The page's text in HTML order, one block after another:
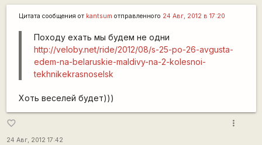
Цитата сообщения от kantsum отправленного 24 Авг, 2012 в 17:20
Походу ехать мы будем не одни
http://veloby.net/ride/2012/08/s-25-po-26-avgusta-
edem-na-belaruskie-maldivy-na-2-kolesnoi-
tekhnikekrasnoselsk
Хоть веселей будет)))
favorite_border
24 Авг, 2012 17:42
more_vert